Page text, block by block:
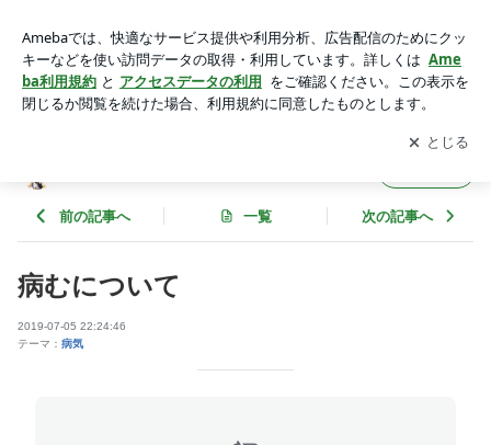
アプリをダウンロードして ブログの更新通知
を受け取りまし
ょう。
開く
前の記事へ 一覧 次の記事へ
病むについて
2019-07-05 22:24:46
テーマ： 病気